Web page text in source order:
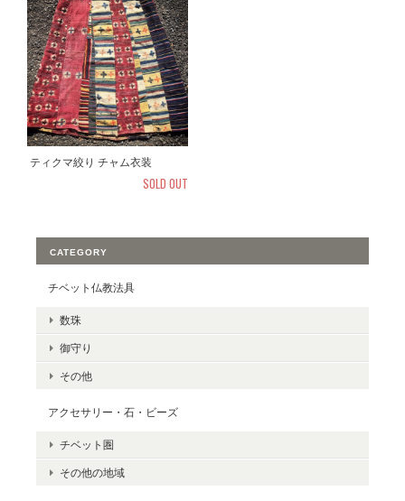
ティクマ絞り チャム衣装
SOLD OUT
CATEGORY
チベット仏教法具
数珠
御守り
その他
アクセサリー・石・ビーズ
チベット圏
その他の地域